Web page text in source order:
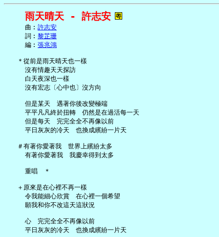
雨天晴天 - 許志安
     曲︰
許志安
     詞︰
黎芷珊
     編︰
張兆鴻
   ＊從前是雨天晴天也一樣
     沒有情趣天天探訪
     白天夜深也一樣
     沒有宏志〔心中也〕沒方向
     但是某天　遇著你後改變極端
     平平凡凡終於扭轉　仍然是在過活每一天
     但是每天　完完全全不再像以前
     平日灰灰的冷天　也換成繽紛一片天
   ＃有著你愛著我　世界上繽紛太多
     有著你愛著我　我慶幸得到太多
     重唱　＊
   ＋原來是在心裡不再一樣
     令我能細心欣賞　在心裡一個希望
     願我和你不改這天這狀況
     心　完完全全不再像以前
     平日灰灰的冷天　也換成繽紛一片天